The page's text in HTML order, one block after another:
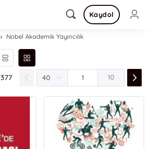
Kaydol
Nobel Akademik Yayıncılık
377 10